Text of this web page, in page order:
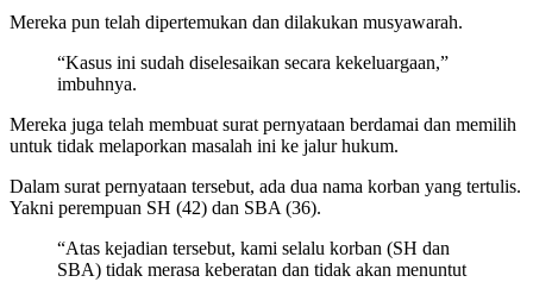
Mereka pun telah dipertemukan dan dilakukan musyawarah.
“Kasus ini sudah diselesaikan secara kekeluargaan,”
imbuhnya.
Mereka juga telah membuat surat pernyataan berdamai dan memilih
untuk tidak melaporkan masalah ini ke jalur hukum.
Dalam surat pernyataan tersebut, ada dua nama korban yang tertulis.
Yakni perempuan SH (42) dan SBA (36).
“Atas kejadian tersebut, kami selalu korban (SH dan
SBA) tidak merasa keberatan dan tidak akan menuntut